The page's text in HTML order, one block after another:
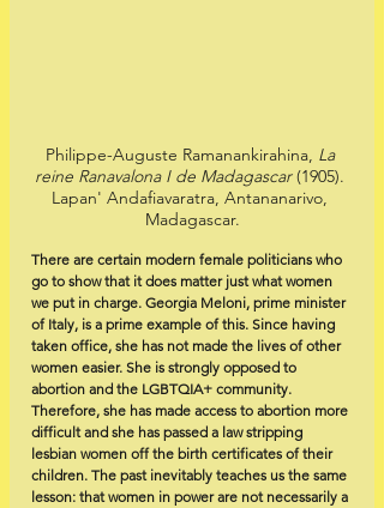
Philippe-Auguste Ramanankirahina, La
reine Ranavalona I de Madagascar (1905).
Lapan' Andafiavaratra, Antananarivo,
Madagascar.
There are certain modern female politicians who
go to show that it does matter just what women
we put in charge. Georgia Meloni, prime minister
of Italy, is a prime example of this. Since having
taken office, she has not made the lives of other
women easier. She is strongly opposed to
abortion and the LGBTQIA+ community.
Therefore, she has made access to abortion more
difficult and she has passed a law stripping
lesbian women off the birth certificates of their
children. The past inevitably teaches us the same
lesson: that women in power are not necessarily a